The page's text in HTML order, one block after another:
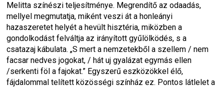
Melitta színészi teljesítménye. Megrendítő az odaadás,
mellyel megmutatja, miként veszi át a honleányi
hazaszeretet helyét a hevült hisztéria, miközben a
gondolkodást felváltja az irányított gyűlölködés, s a
csatazaj kábulata. „S mert a nemzetekből a szellem / nem
facsar nedves jogokat, / hát uj gyalázat egymás ellen
/serkenti föl a fajokat.” Egyszerű eszközökkel élő,
fájdalommal telített közösségi színház ez. Pontos látlelet a